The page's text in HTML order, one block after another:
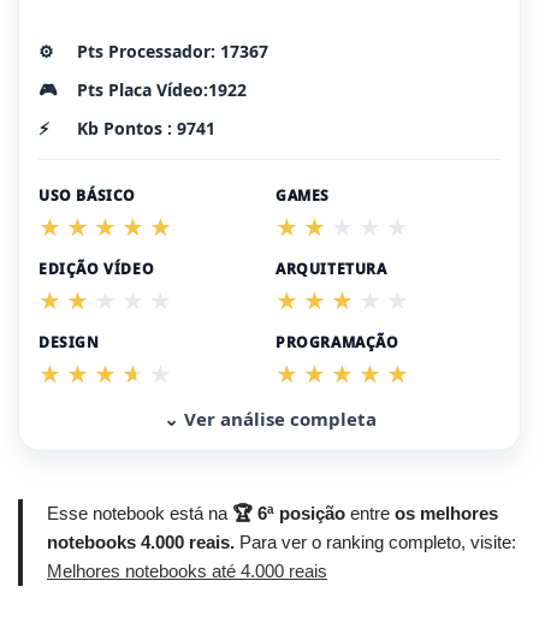
⚙️
Pts Processador: 17367
🎮
Pts Placa Vídeo:1922
⚡
Kb Pontos : 9741
USO BÁSICO GAMES
EDIÇÃO VÍDEO ARQUITETURA
DESIGN PROGRAMAÇÃO
⌄ Ver análise completa
Esse notebook está na 🏆 6ª posição entre os melhores
notebooks 4.000 reais. Para ver o ranking completo, visite:
Melhores notebooks até 4.000 reais